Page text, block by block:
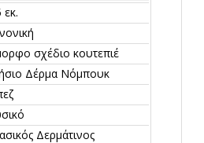
εκ.
σχέδιο κουτεπιέ
Δέρμα Νόμπουκ
Δερμάτινος